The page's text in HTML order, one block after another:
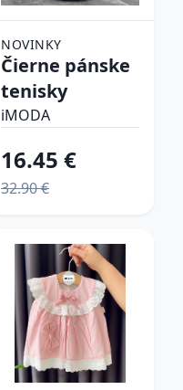
NOVINKY
Čierne pánske
tenisky
iMODA
16.45 €
32.90 €